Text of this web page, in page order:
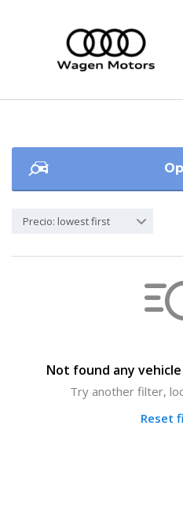
Precio: lowest first
Not found any
Try another filter,
Reset